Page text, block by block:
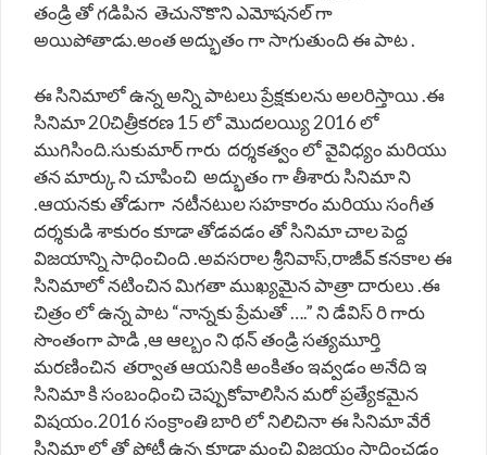
తండ్రి తో గడిపిన తెచునొకొని ఎమోషనల్ గా
అయిపోతాడు.అంత అద్భుతం గా సాగుతుంది ఈ పాట .
ఈ సినిమాలో ఉన్న అన్ని పాటలు ప్రేక్షకులను అలరిస్తాయి .ఈ
సినిమా 20చిత్రీకరణ 15 లో మొదలయ్యి 2016 లో
ముగిసింది.సుకుమార్ గారు దర్శకత్వం లో వైవిధ్యం మరియు
తన మార్కు ని చూపించి అద్భుతం గా తీశారు సినిమా ని
.ఆయనకు తోడుగా నటీనటుల సహకారం మరియు సంగీత
దర్శకుడి శాకురం కూడా తోడవడం తో సినిమా చాల పెద్ద
విజయాన్ని సాధించింది .అవసరాల శ్రీనివాస్,రాజీవ్ కనకాల ఈ
సినిమాలో నటించిన మిగతా ముఖ్యమైన పాత్రా దారులు .ఈ
చిత్రం లో ఉన్న పాట “నాన్నకు ప్రేమతో ….” ని డేవిస్ రి గారు
సొంతంగా పాడి ,ఆ ఆల్బం ని థన్ తండ్రి సత్యమూర్తి
మరణించిన తర్వాత ఆయనికి అంకితం ఇవ్వడం అనేది ఇ
సినిమా కి సంబంధించి చెప్పుకోవాలిసిన మరో ప్రత్యేకమైన
విషయం.2016 సంక్రాంతి బారి లో నిలిచినా ఈ సినిమా వేరే
సినిమా లో తో పోటీ ఉన్న కూడా మంచి విజయం సాధించడం